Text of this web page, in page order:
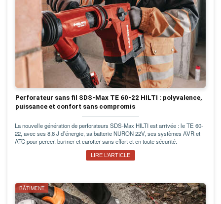
Perforateur sans fil SDS-Max TE 60-22 HILTI : polyvalence,
puissance et confort sans compromis
La nouvelle génération de perforateurs SDS-Max HILTI est arrivée : le TE 60-
22, avec ses 8,8 J d’énergie, sa batterie NURON 22V, ses systèmes AVR et
ATC pour percer, buriner et carotter sans effort et en toute sécurité.
LIRE L’ARTICLE
BÂTIMENT